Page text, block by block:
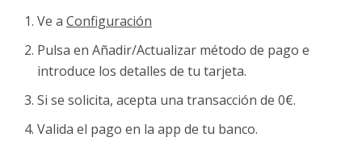
Ve a Configuración
Pulsa en Añadir/Actualizar método de pago e
introduce los detalles de tu tarjeta.
Si se solicita, acepta una transacción de 0€.
Valida el pago en la app de tu banco.